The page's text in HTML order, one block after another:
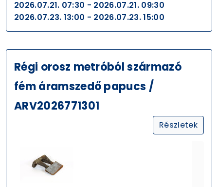
2026.07.21. 07:30 - 2026.07.21. 09:30
2026.07.23. 13:00 - 2026.07.23. 15:00
Régi orosz metróból származó
fém áramszedő papucs /
ARV2026771301
Részletek